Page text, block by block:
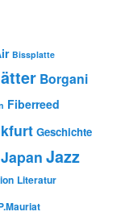
Bissplatte
Borgani
Fiberreed
Geschichte
Japan Jazz
Literatur